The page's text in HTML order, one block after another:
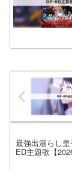
最強出涸らし
ED主題歌【